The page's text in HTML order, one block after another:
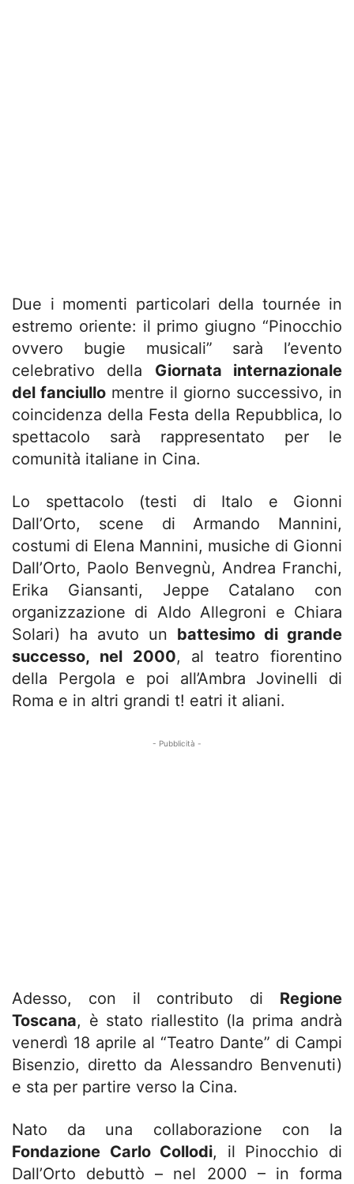
Due i momenti particolari della tournée in
estremo oriente: il primo giugno “Pinocchio
ovvero bugie musicali” sarà l’evento
celebrativo della Giornata internazionale
del fanciullo mentre il giorno successivo, in
coincidenza della Festa della Repubblica, lo
spettacolo sarà rappresentato per le
comunità italiane in Cina.
Lo spettacolo (testi di Italo e Gionni
Dall’Orto, scene di Armando Mannini,
costumi di Elena Mannini, musiche di Gionni
Dall’Orto, Paolo Benvegnù, Andrea Franchi,
Erika Giansanti, Jeppe Catalano con
organizzazione di Aldo Allegroni e Chiara
Solari) ha avuto un battesimo di grande
successo, nel 2000, al teatro fiorentino
della Pergola e poi all’Ambra Jovinelli di
Roma e in altri grandi t! eatri it aliani.
- Pubblicità -
Adesso, con il contributo di Regione
Toscana, è stato riallestito (la prima andrà
venerdì 18 aprile al “Teatro Dante” di Campi
Bisenzio, diretto da Alessandro Benvenuti)
e sta per partire verso la Cina.
Nato da una collaborazione con la
Fondazione Carlo Collodi, il Pinocchio di
Dall’Orto debuttò – nel 2000 – in forma